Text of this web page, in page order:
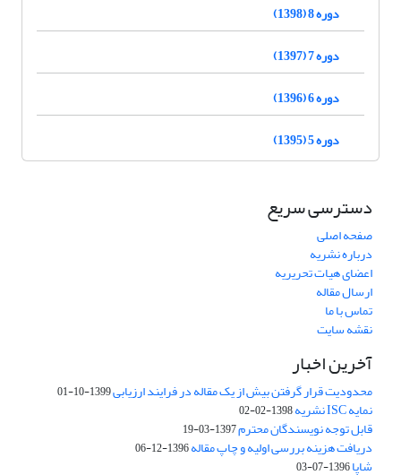
دوره 8 (1398)
دوره 7 (1397)
دوره 6 (1396)
دوره 5 (1395)
دسترسی سریع
صفحه اصلی
درباره نشریه
اعضای هیات تحریریه
ارسال مقاله
تماس با ما
نقشه سایت
آخرین اخبار
محدودیت قرار گرفتن بیش از یک مقاله در فرایند ارزیابی1399-10-01
نمایه ISC نشریه 1398-02-02
قابل توجه نویسندگان محترم1397-03-19
دریافت هزینه بررسی اولیه و چاپ مقاله1396-12-06
شاپا1396-07-03